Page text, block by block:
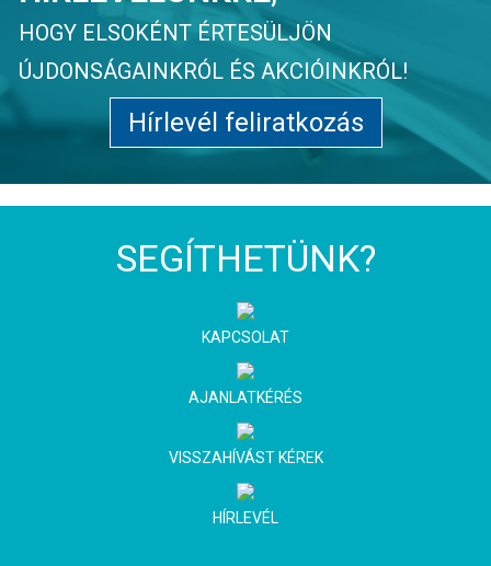
HOGY ELSOKÉNT ÉRTESÜLJÖN
ÚJDONSÁGAINKRÓL ÉS AKCIÓINKRÓL!
Hírlevél feliratkozás
SEGÍTHETÜNK?
KAPCSOLAT
AJANLATKÉRÉS
VISSZAHÍVÁST KÉREK
HÍRLEVÉL